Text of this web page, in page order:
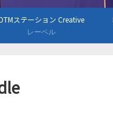
ステーション Creative
レーベル